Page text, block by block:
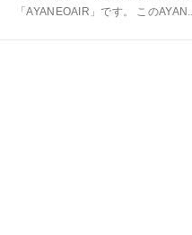
「AYANEOAIR」です。 このAYAN...